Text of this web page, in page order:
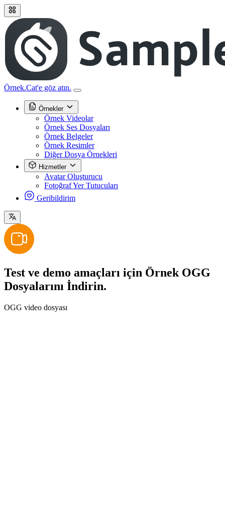
Örnek.Cat'e göz atın.
Örnekler
Örnek Videolar
Örnek Ses Dosyaları
Örnek Belgeler
Örnek Resimler
Diğer Dosya Örnekleri
Hizmetler
Avatar Oluşturucu
Fotoğraf Yer Tutucuları
Geribildirim
Test ve demo amaçları için Örnek OGG
Dosyalarını İndirin.
OGG video dosyası